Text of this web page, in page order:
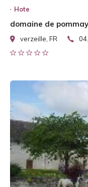
Hote
domaine de
verzeille, FR